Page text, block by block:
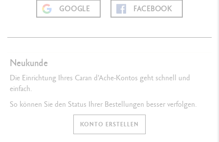
GOOGLE FACEBOOK
Neukunde
Die Einrichtung Ihres Caran d'Ache-Kontos geht schnell und
einfach.
So können Sie den Status Ihrer Bestellungen besser verfolgen.
KONTO ERSTELLEN